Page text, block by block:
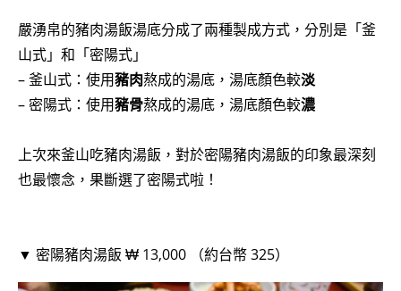
嚴湧帛的豬肉湯飯湯底分成了兩種製成方式，分別是「釜
山式」和「密陽式」
– 釜山式：使用豬肉熬成的湯底，湯底顏色較淡
– 密陽式：使用豬骨熬成的湯底，湯底顏色較濃
上次來釜山吃豬肉湯飯，對於密陽豬肉湯飯的印象最深刻
也最懷念，果斷選了密陽式啦！
▼ 密陽豬肉湯飯 ₩ 13,000 （約台幣 325）